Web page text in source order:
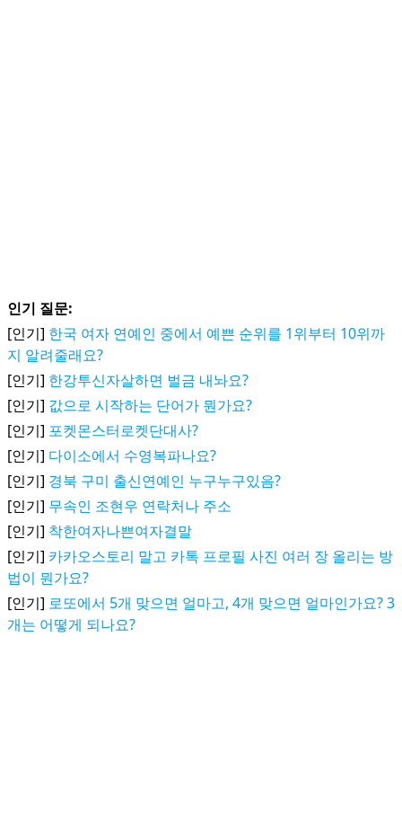
인기 질문:
[인기] 한국 여자 연예인 중에서 예쁜 순위를 1위부터 10위까
지 알려줄래요?
[인기] 한강투신자살하면 벌금 내놔요?
[인기] 값으로 시작하는 단어가 뭔가요?
[인기] 포켓몬스터로켓단대사?
[인기] 다이소에서 수영복파나요?
[인기] 경북 구미 출신연예인 누구누구있음?
[인기] 무속인 조현우 연락처나 주소
[인기] 착한여자나쁜여자결말
[인기] 카카오스토리 말고 카톡 프로필 사진 여러 장 올리는 방
법이 뭔가요?
[인기] 로또에서 5개 맞으면 얼마고, 4개 맞으면 얼마인가요? 3
개는 어떻게 되나요?